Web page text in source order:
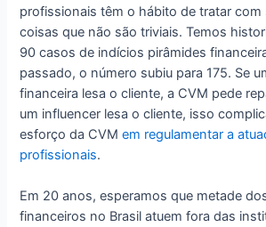
profissionais têm o hábito de tratar com
coisas que não são triviais. Temos
90 casos de indícios pirâmides
passado, o número subiu para 175. Se
financeira lesa o cliente, a CVM pede
um influencer lesa o cliente, isso
esforço da CVMem regulamentar a
profissionais.
Em 20 anos, esperamos que metade
financeiros no Brasil atuem fora das